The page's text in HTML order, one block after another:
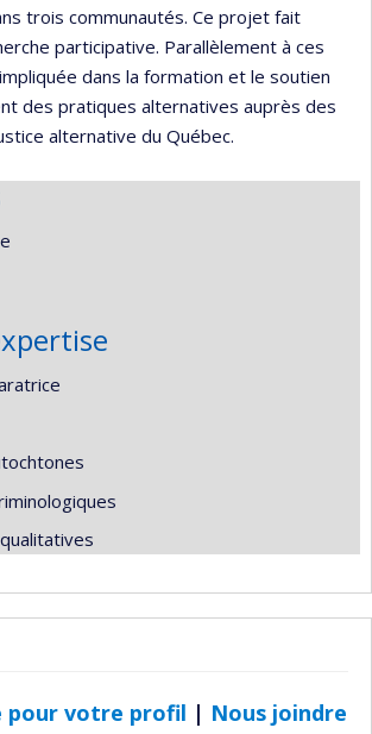
trois communautés. Ce projet fait
participative. Parallèlement à ces
dans la formation et le soutien
des pratiques alternatives auprès des
alternative du Québec.
pour votre profil | Nous joindre